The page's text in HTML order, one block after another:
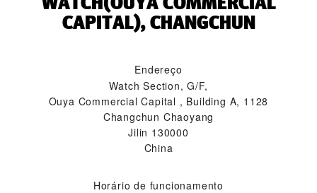
CAPITAL), CHANGCHUN‬
Endereço
Watch Section, G/F,
Ouya Commercial Capital , Building A, 1128
Changchun Chaoyang
Jilin 130000
China
Horário de funcionamento